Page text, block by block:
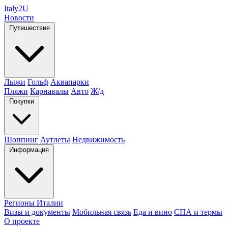
Italy2U
Новости
Путешествия
Лыжи Гольф Аквапарки
Пляжи Карнавалы Авто Ж/д
Покупки
Шоппинг Аутлеты Недвижимость
Информация
Регионы Италии
Визы и документы Мобильная связь Еда и вино СПА и термы
О проекте